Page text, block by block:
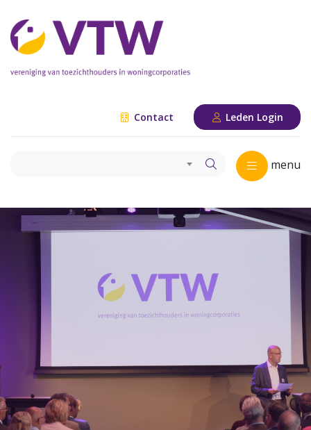
Contact Leden Login
menu